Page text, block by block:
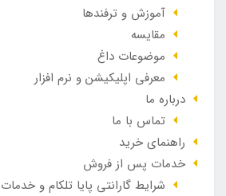
آموزش و ترفندها
مقایسه
موضوعات داغ
معرفی اپلیکیشن و نرم افزار
درباره ما
تماس با ما
راهنمای خرید
خدمات پس از فروش
شرایط گارانتی پایا تلکام و